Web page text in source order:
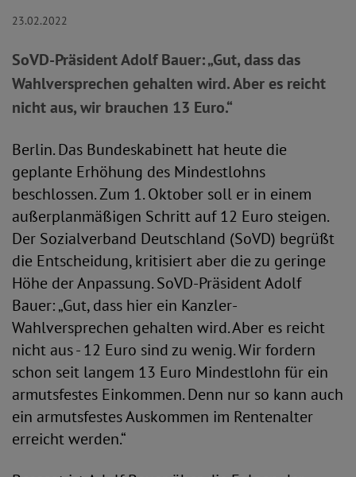
23.02.2022
SoVD-Präsident Adolf Bauer: „Gut, dass das
Wahlversprechen gehalten wird. Aber es reicht
nicht aus, wir brauchen 13 Euro.“
Berlin. Das Bundeskabinett hat heute die
geplante Erhöhung des Mindestlohns
beschlossen. Zum 1. Oktober soll er in einem
außerplanmäßigen Schritt auf 12 Euro steigen.
Der Sozialverband Deutschland (SoVD) begrüßt
die Entscheidung, kritisiert aber die zu geringe
Höhe der Anpassung. SoVD-Präsident Adolf
Bauer: „Gut, dass hier ein Kanzler-
Wahlversprechen gehalten wird. Aber es reicht
nicht aus - 12 Euro sind zu wenig. Wir fordern
schon seit langem 13 Euro Mindestlohn für ein
armutsfestes Einkommen. Denn nur so kann auch
ein armutsfestes Auskommen im Rentenalter
erreicht werden.“